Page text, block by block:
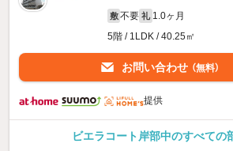
敷 不要 礼 1.0ヶ月
5階 / 1LDK / 40.25㎡
お問い合わせ （無料）
提供
ビエラコート岸部中のすべての